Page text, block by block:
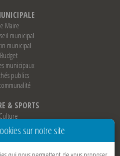
Maire
municipal
municipal
Budget
municipaux
publics
& SPORTS
Culture
Sports
Loisirs
sur notre site